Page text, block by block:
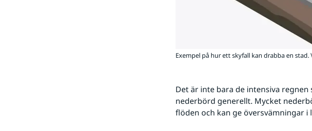
Exempel på hur ett skyfall kan drabba en
Det är inte bara de intensiva
nederbörd generellt. Mycket
flöden och kan ge översvämningar